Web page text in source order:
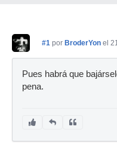
#1 por BroderYon el
Pues habrá que
pena.